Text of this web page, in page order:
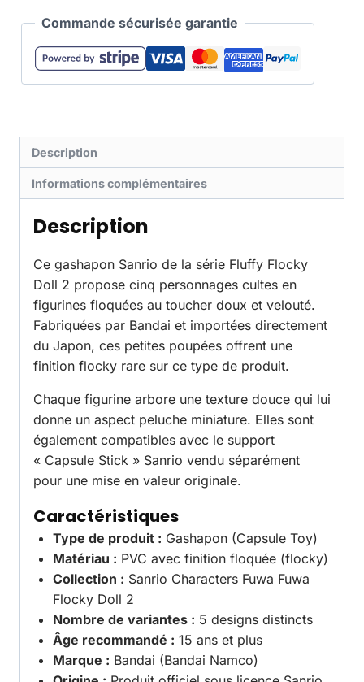
Commande sécurisée garantie
Description
Informations complémentaires
Description
Ce gashapon Sanrio de la série Fluffy Flocky
Doll 2 propose cinq personnages cultes en
figurines floquées au toucher doux et velouté.
Fabriquées par Bandai et importées directement
du Japon, ces petites poupées offrent une
finition flocky rare sur ce type de produit.
Chaque figurine arbore une texture douce qui lui
donne un aspect peluche miniature. Elles sont
également compatibles avec le support
« Capsule Stick » Sanrio vendu séparément
pour une mise en valeur originale.
Caractéristiques
Type de produit : Gashapon (Capsule Toy)
Matériau : PVC avec finition floquée (flocky)
Collection : Sanrio Characters Fuwa Fuwa
Flocky Doll 2
Nombre de variantes : 5 designs distincts
Âge recommandé : 15 ans et plus
Marque : Bandai (Bandai Namco)